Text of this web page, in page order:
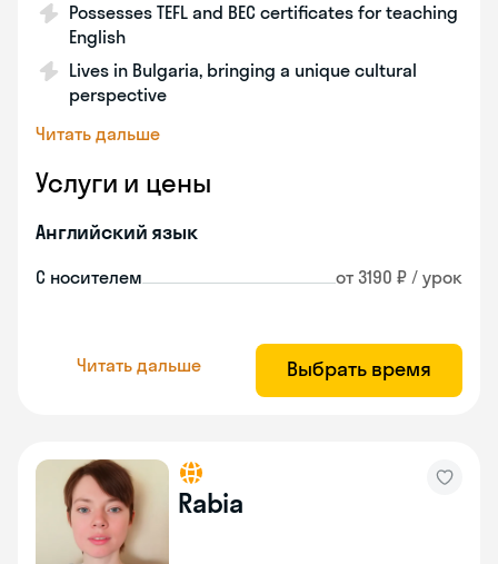
Possesses TEFL and BEC certificates for teaching
English
Lives in Bulgaria, bringing a unique cultural
perspective
Читать дальше
Услуги и цены
Английский язык
С носителем от 3190 ₽ / урок
Читать дальше Выбрать время
Rabia